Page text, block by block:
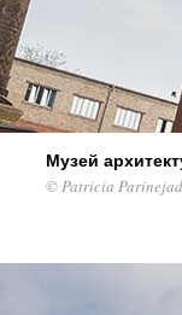
Музей
© Patricia Parinejad